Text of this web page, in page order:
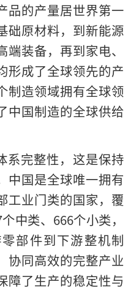
品的产量居世界第一
础原材料，到新能源
装备，再到家电、
形成了全球领先的产
制造领域拥有全球领
中国制造的全球供给
完整性，这是保持
中国是全球唯一拥有
工业门类的国家，覆
中类、666个小类，
部件到下游整机制
协同高效的完整产业
障了生产的稳定性与